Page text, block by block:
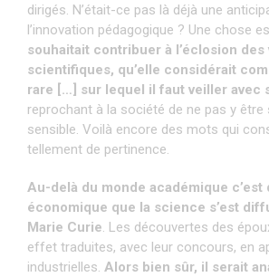
dirigés. N’était-ce pas là déjà une
l’innovation pédagogique ? Une chose
souhaitait contribuer à l’éclosion des
scientifiques, qu’elle considérait
rare […] sur lequel il faut veiller avec
reprochant à la société de ne pas y
sensible. Voilà encore des mots qui
tellement de pertinence.
Au-delà du monde académique c’est
économique que la science s’est
Marie Curie. Les découvertes des
effet traduites, avec leur concours, en
industrielles. Alors bien sûr, il serait